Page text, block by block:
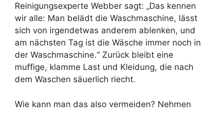
Reinigungsexperte Webber sagt: „Das kennen
wir alle: Man belädt die Waschmaschine, lässt
sich von irgendetwas anderem ablenken, und
am nächsten Tag ist die Wäsche immer noch in
der Waschmaschine.“ Zurück bleibt eine
muffige, klamme Last und Kleidung, die nach
dem Waschen säuerlich riecht.
Wie kann man das also vermeiden? Nehmen